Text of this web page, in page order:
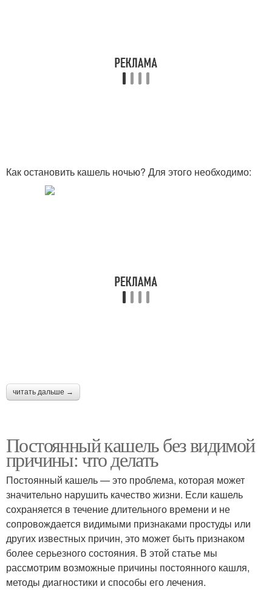
Избавления от кашля
Как остановить кашель ночью? Для этого необходимо:
читать дальше →
Постоянный кашель без видимой
причины: что делать
Постоянный кашель — это проблема, которая может
значительно нарушить качество жизни. Если кашель
сохраняется в течение длительного времени и не
сопровождается видимыми признаками простуды или
других известных причин, это может быть признаком
более серьезного состояния. В этой статье мы
рассмотрим возможные причины постоянного кашля,
методы диагностики и способы его лечения.